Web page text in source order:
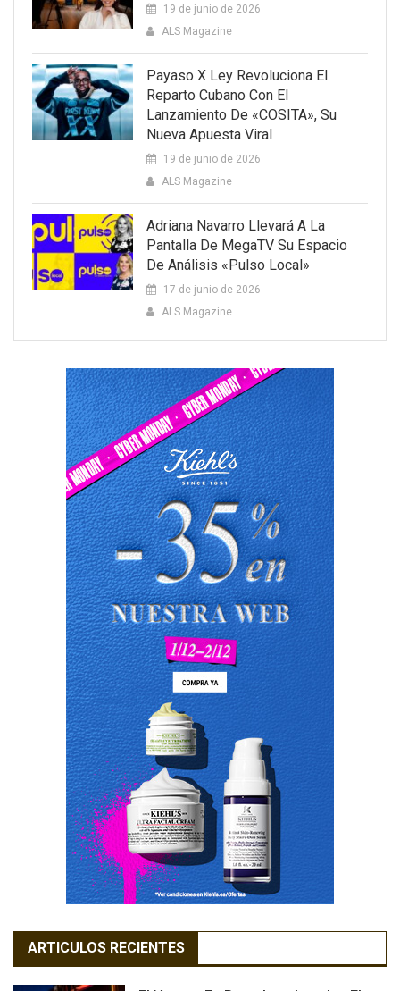
19 de junio de 2026
ALS Magazine
Payaso X Ley Revoluciona El
Reparto Cubano Con El
Lanzamiento De «COSITA», Su
Nueva Apuesta Viral
19 de junio de 2026
ALS Magazine
Adriana Navarro Llevará A La
Pantalla De MegaTV Su Espacio
De Análisis «Pulso Local»
17 de junio de 2026
ALS Magazine
ARTICULOS RECIENTES